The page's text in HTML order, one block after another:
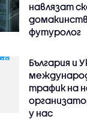
навлязат
футуролог
България и
трафик на
у нас